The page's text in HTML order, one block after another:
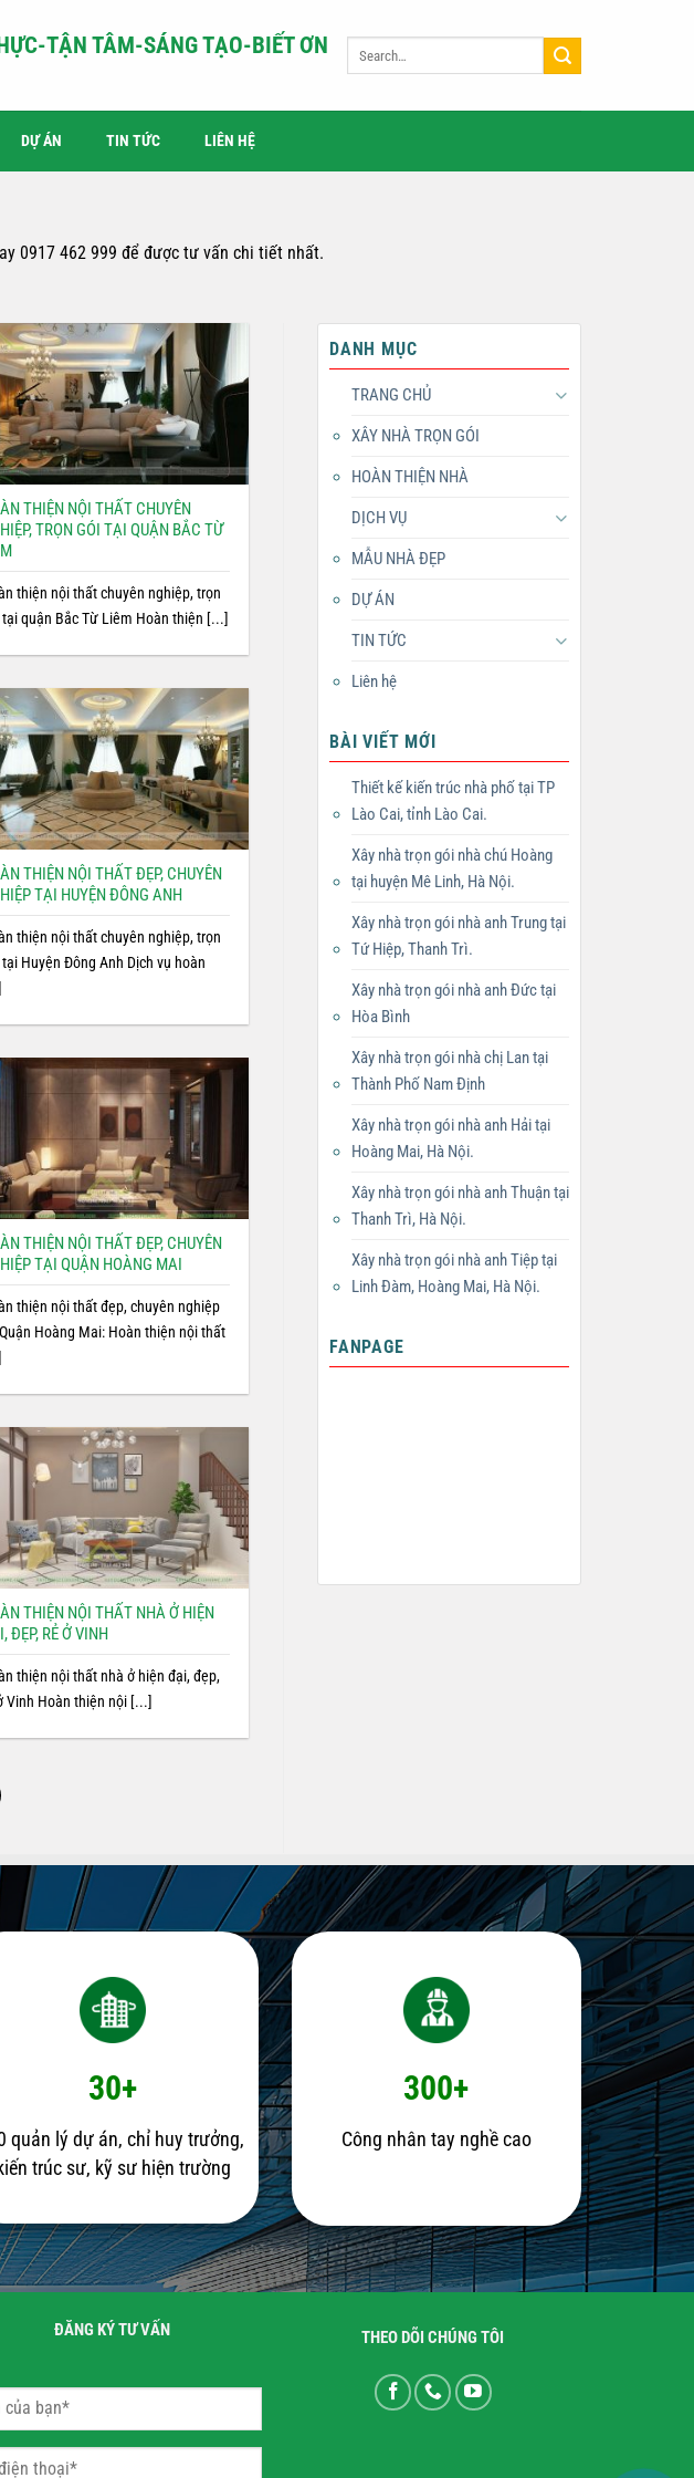
TẬN TÂM-SÁNG TẠO-BIẾT ƠN
DỰ ÁN TIN TỨC LIÊN HỆ
0917 462 999 để được tư vấn chi tiết nhất.
THIỆN NỘI THẤT CHUYÊN
TRỌN GÓI TẠI QUẬN BẮC TỪ
thiện nội thất chuyên nghiệp, trọn
quận Bắc Từ Liêm Hoàn thiện [...]
THIỆN NỘI THẤT ĐẸP, CHUYÊN
TẠI HUYỆN ĐÔNG ANH
thiện nội thất chuyên nghiệp, trọn
Huyện Đông Anh Dịch vụ hoàn
THIỆN NỘI THẤT ĐẸP, CHUYÊN
TẠI QUẬN HOÀNG MAI
thiện nội thất đẹp, chuyên nghiệp
Hoàng Mai: Hoàn thiện nội thất
THIỆN NỘI THẤT NHÀ Ở HIỆN
ĐẸP, RẺ Ở VINH
thiện nội thất nhà ở hiện đại, đẹp,
Vinh Hoàn thiện nội [...]
DANH MỤC
TRANG CHỦ
XÂY NHÀ TRỌN GÓI
HOÀN THIỆN NHÀ
DỊCH VỤ
MẪU NHÀ ĐẸP
DỰ ÁN
TIN TỨC
Liên hệ
BÀI VIẾT MỚI
Thiết kế kiến trúc nhà phố tại TP
Lào Cai, tỉnh Lào Cai.
Xây nhà trọn gói nhà chú Hoàng
tại huyện Mê Linh, Hà Nội.
Xây nhà trọn gói nhà anh Trung tại
Tứ Hiệp, Thanh Trì.
Xây nhà trọn gói nhà anh Đức tại
Hòa Bình
Xây nhà trọn gói nhà chị Lan tại
Thành Phố Nam Định
Xây nhà trọn gói nhà anh Hải tại
Hoàng Mai, Hà Nội.
Xây nhà trọn gói nhà anh Thuận tại
Thanh Trì, Hà Nội.
Xây nhà trọn gói nhà anh Tiệp tại
Linh Đàm, Hoàng Mai, Hà Nội.
FANPAGE
30+
quản lý dự án, chỉ huy trưởng,
trúc sư, kỹ sư hiện trường
300+
Công nhân tay nghề cao
ĐĂNG KÝ TƯ VẤN THEO DÕI CHÚNG TÔI